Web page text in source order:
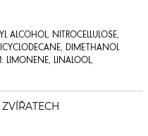
ALCOHOL, NITROCELLULOSE,
DIMETHANOL
LIMONENE, LINALOOL,